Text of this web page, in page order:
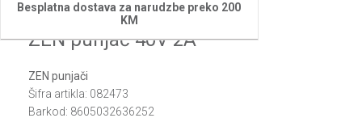
Besplatna dostava za narudzbe preko 200
KM
Villager
ZEN punjač 40V 2A
ZEN punjači
Šifra artikla: 082473
Barkod: 8605032636252